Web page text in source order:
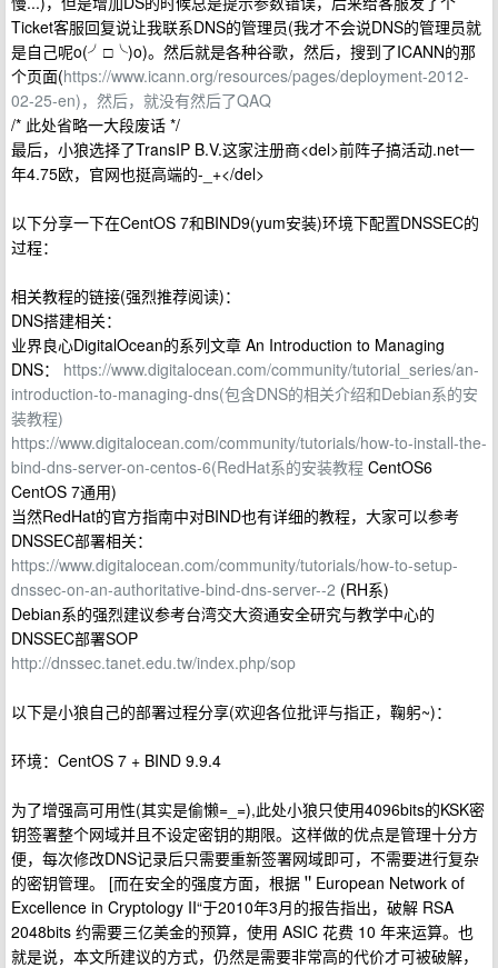
Ticket客服回复说让我联系DNS的管理员(我才不会说DNS的管理员就
是自己呢o(╯□╰)o)。然后就是各种谷歌，然后，搜到了ICANN的那
个页面(https://www.icann.org/resources/pages/deployment-2012-
02-25-en)，然后，就没有然后了QAQ
/* 此处省略一大段废话 */
最后，小狼选择了TransIP B.V.这家注册商<del>前阵子搞活动.net一
年4.75欧，官网也挺高端的-_+</del>
以下分享一下在CentOS 7和BIND9(yum安装)环境下配置DNSSEC的
过程：
相关教程的链接(强烈推荐阅读)：
DNS搭建相关：
业界良心DigitalOcean的系列文章 An Introduction to Managing
DNS： https://www.digitalocean.com/community/tutorial_series/an-
introduction-to-managing-dns(包含DNS的相关介绍和Debian系的安
装教程)
https://www.digitalocean.com/community/tutorials/how-to-install-the-
bind-dns-server-on-centos-6(RedHat系的安装教程 CentOS6
CentOS 7通用)
当然RedHat的官方指南中对BIND也有详细的教程，大家可以参考
DNSSEC部署相关：
https://www.digitalocean.com/community/tutorials/how-to-setup-
dnssec-on-an-authoritative-bind-dns-server--2 (RH系)
Debian系的强烈建议参考台湾交大资通安全研究与教学中心的
DNSSEC部署SOP
http://dnssec.tanet.edu.tw/index.php/sop
以下是小狼自己的部署过程分享(欢迎各位批评与指正，鞠躬~)：
环境：CentOS 7 + BIND 9.9.4
为了增强高可用性(其实是偷懒=_=),此处小狼只使用4096bits的KSK密
钥签署整个网域并且不设定密钥的期限。这样做的优点是管理十分方
便，每次修改DNS记录后只需要重新签署网域即可，不需要进行复杂
的密钥管理。 [而在安全的强度方面，根据＂European Network of
Excellence in Cryptology II“于2010年3月的报告指出，破解 RSA
2048bits 约需要三亿美金的预算，使用 ASIC 花费 10 年来运算。也
就是说，本文所建议的方式，仍然是需要非常高的代价才可被破解，